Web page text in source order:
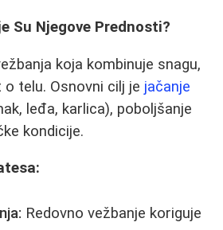
Su Njegove Prednosti?
koja kombinuje snagu,
telu. Osnovni cilj je jačanje
leđa, karlica), poboljšanje
kondicije.
Redovno vežbanje koriguje